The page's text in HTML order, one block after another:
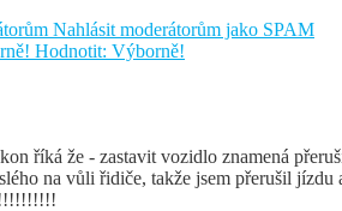
Nahlásit moderátorům jako SPAM
Hodnotit: Výborně!
říká že - zastavit vozidlo znamená
na vůli řidiče, takže jsem přerušil jízdu